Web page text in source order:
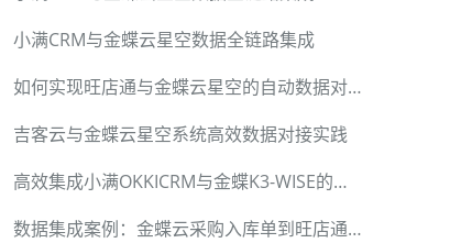
小满CRM与金蝶云星空数据全链路集成
如何实现旺店通与金蝶云星空的自动数据对接
吉客云与金蝶云星空系统高效数据对接实践
高效集成小满OKKICRM与金蝶K3-WISE的成功案例
数据集成案例：金蝶云采购入库单到旺店通委外仓